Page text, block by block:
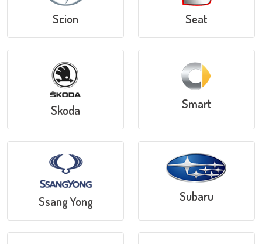
Scion Seat
Skoda Smart
Ssang Yong Subaru